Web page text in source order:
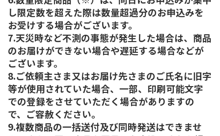
し限定数を超えた際は数量超過分のお申込みを
お受けする場合がございます。
7.天災時など不測の事態が発生した場合は、商品
のお届けができない場合や遅延する場合などが
ございます。
8.ご依頼主さま又はお届け先さまのご氏名に旧字
等が使用されていた場合、一部、印刷可能文字
での登録をさせていただく場合がありますの
で、ご容赦ください。
9.複数商品の一括送付及び同時発送はできませ